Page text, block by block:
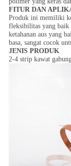
FITUR DAN
Produk ini memiliki
fleksibilitas yang baik
ketahanan aus yang
basa, sangat cocok
JENIS PRODUK
2-4 strip kawat